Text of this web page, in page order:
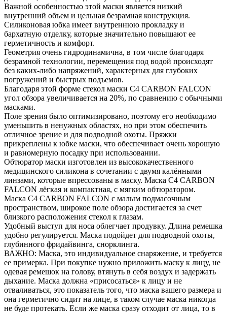
Важной особенностью этой маски является низкий
внутренний объем и цельная безрамная конструкция.
Силиконовая юбка имеет внутреннюю прокладку и
бархатную отделку, которые значительно повышают ее
герметичность и комфорт.
Геометрия очень гидродинамична, в том числе благодаря
безрамной технологии, перемещения под водой происходят
без каких-либо напряжений, характерных для глубоких
погружений и быстрых подъемов.
Благодаря этой форме стекол маски C4 CARBON FALCON
угол обзора увеличивается на 20%, по сравнению с обычными
масками.
Поле зрения было оптимизировано, поэтому его необходимо
уменьшить в ненужных областях, но при этом обеспечить
отличное зрение и для подводной охоты. Пряжки
прикреплены к юбке маски, что обеспечивает очень хорошую
и равномерную посадку при использовании.
Обтюратор маски изготовлен из высококачественного
медицинского силикона в сочетании с двумя калёнными
линзами, которые впрессованы в маску. Маска C4 CARBON
FALCON лёгкая и компактная, с мягким обтюратором.
Маска C4 CARBON FALCON с малым подмасочным
пространством, широкое поле обзора достигается за счет
близкого расположения стекол к глазам.
Удобный выступ для носа облегчает продувку. Длина ремешка
удобно регулируется. Маска подойдет для подводной охоты,
глубинного фридайвинга, снорклинга.
ВАЖНО: Маска, это индивидуальное снаряжение, и требуется
ее примерка. При покупке нужно приложить маску к лицу, не
одевая ремешок на голову, втянуть в себя воздух и задержать
дыхание. Маска должна «присосаться» к лицу и не
отваливаться, это показатель того, что маска вашего размера и
она герметично сидит на лице, в таком случае маска никогда
не буде протекать. Если же маска сразу отходит от лица, то в